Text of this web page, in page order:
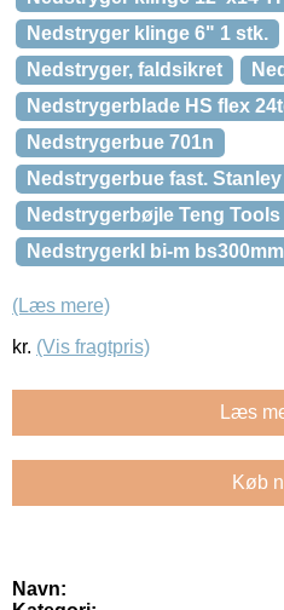
Nedstryger klinge 6" 1 stk.
Nedstryger, faldsikret
Nedstrygerblade HS flex
Nedstrygerbue 701n
Nedstrygerbue fast.
Nedstrygerbøjle Teng Tools
Nedstrygerkl bi-m
(Læs mere)
kr. (Vis fragtpris)
Læs
Køb
Navn: